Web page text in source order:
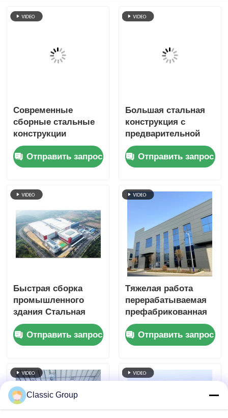
Современные
сборные стальные
конструкции
мастерских и
складских зданий на
месте
Отправить запрос
Большая стальная
конструкция с
предварительной
изготовлением
одноэтажные
здания
Отправить запрос
Быстрая сборка
промышленного
здания Стальная
конструкция
Изготовленный на
заказ
Отправить запрос
Тяжелая работа
перерабатываемая
префабрикованная
стальная
конструкция
Изготовление
Отправить запрос
Classic Group